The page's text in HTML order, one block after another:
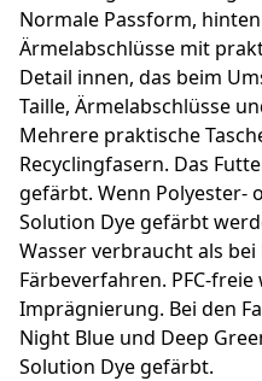
Normale Passform,
Ärmelabschlüsse mit
Detail innen, das beim
Taille, Ärmelabschlüsse
Mehrere praktische
Recyclingfasern. Das
gefärbt. Wenn Polyester-
Solution Dye gefärbt
Wasser verbraucht als
Färbeverfahren. PFC-
Imprägnierung. Bei den
Night Blue und Deep
Solution Dye gefärbt.